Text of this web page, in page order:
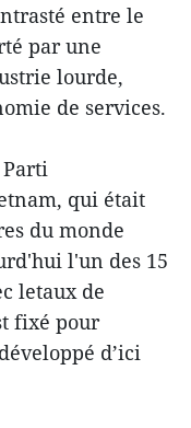
entre le
par une
lourde,
de services.
qui était
du monde
l'un des 15
letaux de
fixé pour
d’ici